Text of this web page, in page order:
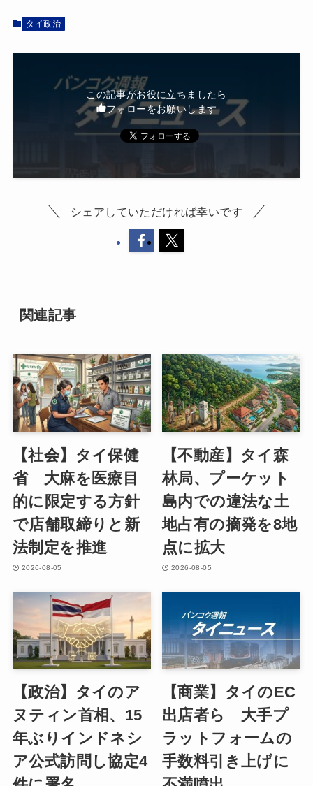
タイ政治
この記事がお役に立ちましたら
フォローをお願いします
シェアしていただければ幸いです
関連記事
【社会】タイ保健
省 大麻を医療目
的に限定する方針
で店舗取締りと新
法制定を推進
2026-08-05
【不動産】タイ森
林局、プーケット
島内での違法な土
地占有の摘発を8地
点に拡大
2026-08-05
【政治】タイのア
ヌティン首相、15
年ぶりインドネシ
ア公式訪問し協定4
【商業】タイのEC
出店者ら 大手プ
ラットフォームの
手数料引き上げに